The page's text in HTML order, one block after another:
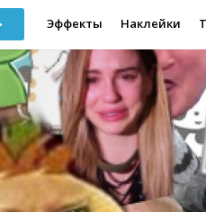
Эффекты Наклейки